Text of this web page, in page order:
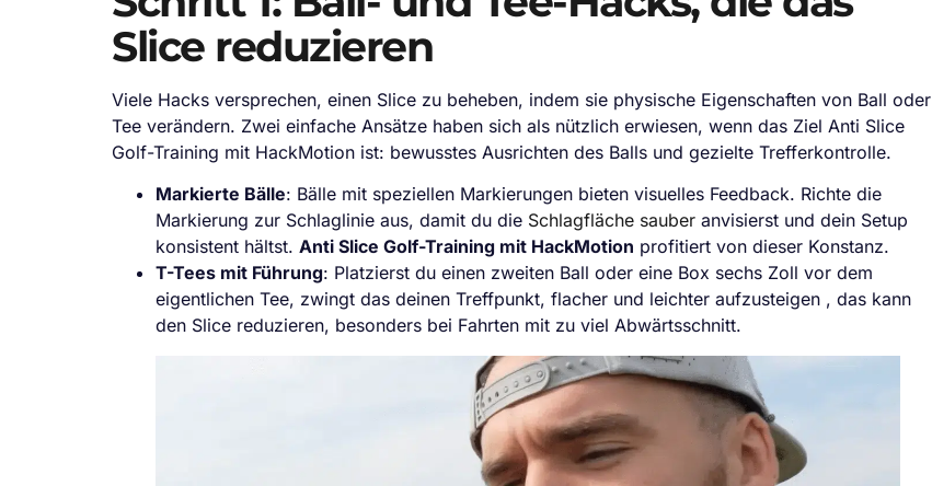
Slice reduzieren
Viele Hacks versprechen, einen Slice zu beheben, indem sie physische Eigenschaften von Ball oder
Tee verändern. Zwei einfache Ansätze haben sich als nützlich erwiesen, wenn das Ziel Anti Slice
Golf-Training mit HackMotion ist: bewusstes Ausrichten des Balls und gezielte Trefferkontrolle.
Markierte Bälle: Bälle mit speziellen Markierungen bieten visuelles Feedback. Richte die
Markierung zur Schlaglinie aus, damit du die Schlagfläche sauber anvisierst und dein Setup
konsistent hältst. Anti Slice Golf-Training mit HackMotion profitiert von dieser Konstanz.
T-Tees mit Führung: Platzierst du einen zweiten Ball oder eine Box sechs Zoll vor dem
eigentlichen Tee, zwingt das deinen Treffpunkt, flacher und leichter aufzusteigen , das kann
den Slice reduzieren, besonders bei Fahrten mit zu viel Abwärtsschnitt.